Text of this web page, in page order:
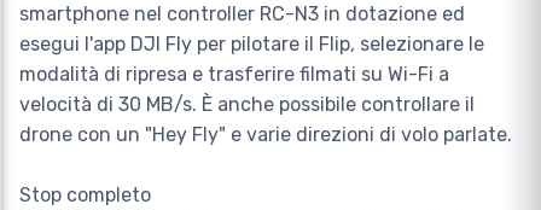
smartphone nel controller RC-N3 in dotazione ed
esegui l'app DJI Fly per pilotare il Flip, selezionare le
modalità di ripresa e trasferire filmati su Wi-Fi a
velocità di 30 MB/s. È anche possibile controllare il
drone con un "Hey Fly" e varie direzioni di volo parlate.
Stop completo